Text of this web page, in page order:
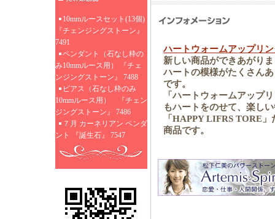
10mmルースセット(13個)
『チェンジングストーン』
7491
ペンダント（石なし枠の
み10mmルース用） 『チェ
ンジングストーン』 7488
ピアス（石なし枠のみ
10mmルース用） 『チェン
ジングストーン』 7486
７月 カーネリアン ペンダ
ント 『誕生石』 7547
ハートウォームアップリ
新しい商品ができあがり
ハートの模様がたくさん
です。
「ハートウォームアップ
もハートをのせて、楽し
「HAPPY LIFRS TORE
商品です。